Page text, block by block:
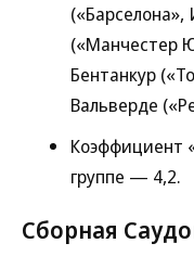
(«Барселона»,
(«Манчестер
Бентанкур
Вальверде
Коэффициент
группе — 4,2.
Сборная